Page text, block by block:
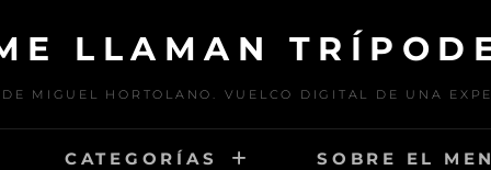
LLAMAN
MIGUEL HORTOLANO. VUELCO DIGITAL DE UNA
CATEGORÍAS SOBRE EL